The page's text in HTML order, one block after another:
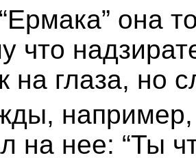
она
что
на глаза, но
на нее: “Ты